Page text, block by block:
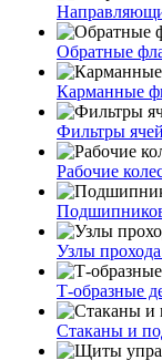
Обратные
Карманные
Фильтры
Рабочие
Узлы
Т-образные
Стаканы и